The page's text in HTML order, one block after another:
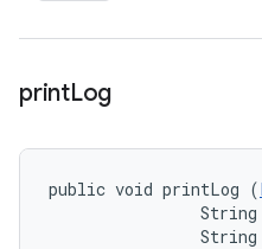
printLog
public void printLog (
String
String